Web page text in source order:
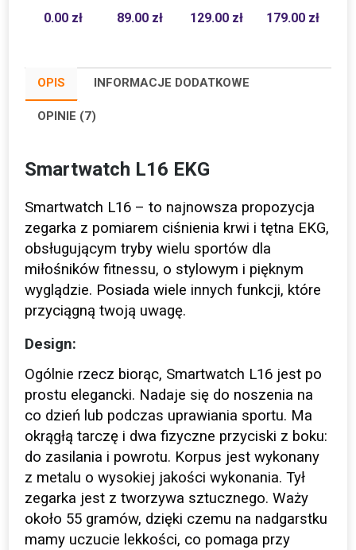
0.00 zł 89.00 zł 129.00 zł 179.00 zł
OPIS INFORMACJE DODATKOWE
OPINIE (7)
Smartwatch L16 EKG
Smartwatch L16 – to najnowsza propozycja
zegarka z pomiarem ciśnienia krwi i tętna EKG,
obsługującym tryby wielu sportów dla
miłośników fitnessu, o stylowym i pięknym
wyglądzie. Posiada wiele innych funkcji, które
przyciągną twoją uwagę.
Design:
Ogólnie rzecz biorąc, Smartwatch L16 jest po
prostu elegancki. Nadaje się do noszenia na
co dzień lub podczas uprawiania sportu. Ma
okrągłą tarczę i dwa fizyczne przyciski z boku:
do zasilania i powrotu. Korpus jest wykonany
z metalu o wysokiej jakości wykonania. Tył
zegarka jest z tworzywa sztucznego. Waży
około 55 gramów, dzięki czemu na nadgarstku
mamy uczucie lekkości, co pomaga przy